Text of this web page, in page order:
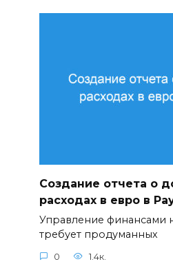
Создание отчета о
расходах в евро в
Управление финансами
требует продуманных
0 1.4к.